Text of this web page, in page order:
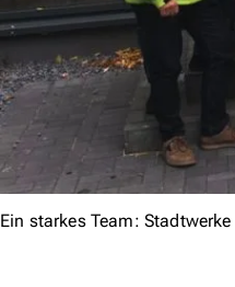
Ein starkes Team: